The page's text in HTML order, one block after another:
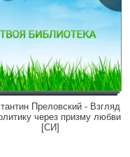
Преловский - Взгляд
через призму любви
[СИ]